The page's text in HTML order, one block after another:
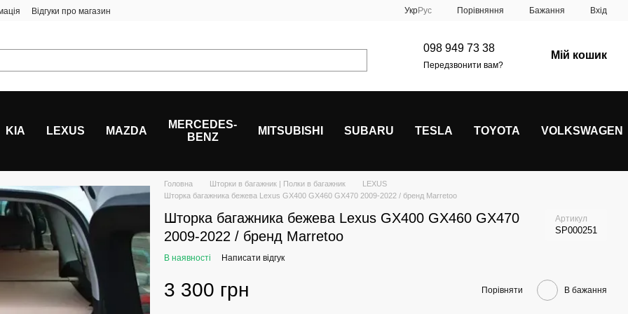
Відгуки про магазин УкрРус Порівняння Бажання Вхід
098 949 73 38
Передзвонити вам?
Мій кошик
KIA LEXUS MAZDA
MERCEDES-
BENZ
MITSUBISHI SUBARU TESLA TOYOTA VOLKSWAGEN
Головна Шторки в багажник | Полки в багажник
LEXUS
Шторка багажника бежева Lexus GX400 GX460 GX470 2009-2022 / бренд Marretoo
Шторка багажника бежева Lexus GX400 GX460 GX470
2009-2022 / бренд Marretoo
Артикул
SP000251
В наявності Написати відгук
3 300 грн Порівняти В бажання